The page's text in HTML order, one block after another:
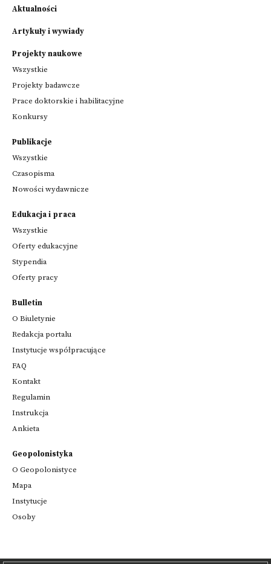
Aktualności
Artykuły i wywiady
Projekty naukowe
Wszystkie
Projekty badawcze
Prace doktorskie i habilitacyjne
Konkursy
Publikacje
Wszystkie
Czasopisma
Nowości wydawnicze
Edukacja i praca
Wszystkie
Oferty edukacyjne
Stypendia
Oferty pracy
Bulletin
O Biuletynie
Redakcja portalu
Instytucje współpracujące
FAQ
Kontakt
Regulamin
Instrukcja
Ankieta
Geopolonistyka
O Geopolonistyce
Mapa
Instytucje
Osoby